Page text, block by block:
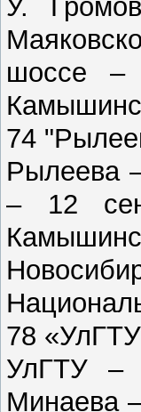
У.
шоссе –
74
Рылеева
– 12
78
УлГТУ –
Минаева